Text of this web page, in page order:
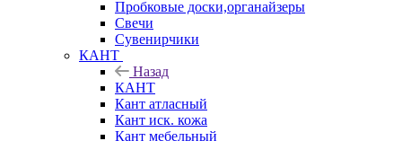
Пробковые доски,органайзеры
Свечи
Сувенирчики
КАНТ
Назад
КАНТ
Кант атласный
Кант иск. кожа
Кант мебельный